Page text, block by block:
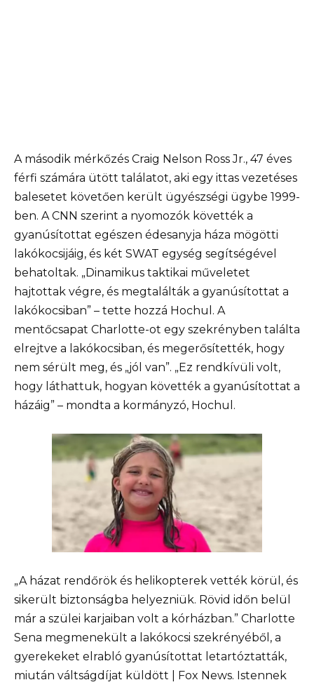
A második mérkőzés Craig Nelson Ross Jr., 47 éves
férfi számára ütött találatot, aki egy ittas vezetéses
balesetet követően került ügyészségi ügybe 1999-
ben. A CNN szerint a nyomozók követték a
gyanúsítottat egészen édesanyja háza mögötti
lakókocsijáig, és két SWAT egység segítségével
behatoltak. „Dinamikus taktikai műveletet
hajtottak végre, és megtalálták a gyanúsítottat a
lakókocsiban” – tette hozzá Hochul. A
mentőcsapat Charlotte-ot egy szekrényben találta
elrejtve a lakókocsiban, és megerősítették, hogy
nem sérült meg, és „jól van”. „Ez rendkívüli volt,
hogy láthattuk, hogyan követték a gyanúsítottat a
házáig” – mondta a kormányzó, Hochul.
„A házat rendőrök és helikopterek vették körül, és
sikerült biztonságba helyezniük. Rövid időn belül
már a szülei karjaiban volt a kórházban.” Charlotte
Sena megmenekült a lakókocsi szekrényéből, a
gyerekeket elrabló gyanúsítottat letartóztatták,
miután váltságdíjat küldött | Fox News. Istennek